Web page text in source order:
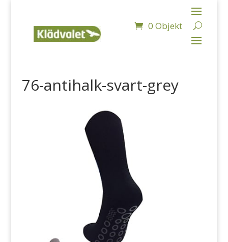
0 Objekt
76-antihalk-svart-grey